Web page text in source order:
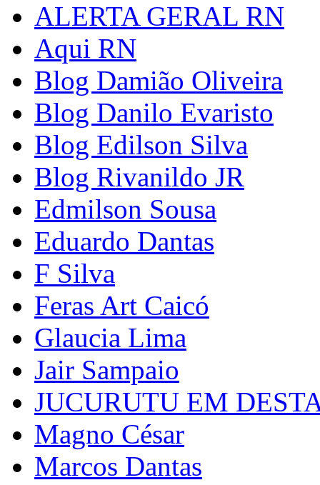
ALERTA GERAL RN
Aqui RN
Blog Damião Oliveira
Blog Danilo Evaristo
Blog Edilson Silva
Blog Rivanildo JR
Edmilson Sousa
Eduardo Dantas
F Silva
Feras Art Caicó
Glaucia Lima
Jair Sampaio
JUCURUTU EM
Magno César
Marcos Dantas